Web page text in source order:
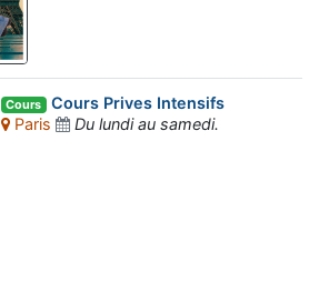
Cours Cours Prives Intensifs
Paris
Du lundi au samedi.